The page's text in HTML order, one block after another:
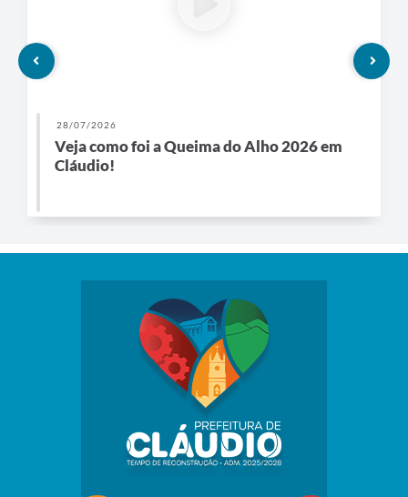
28/07/2026
Veja como foi a Queima do Alho 2026 em
Cláudio!